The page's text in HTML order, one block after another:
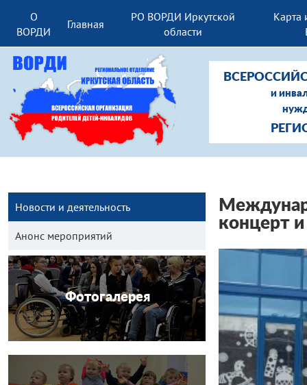
О
ВОРДИ
Главная
РО ВОРДИ Иркутской
области
Карта
и
Новости и деятельность
Анонс мероприятий
Фотогалерея
концерт